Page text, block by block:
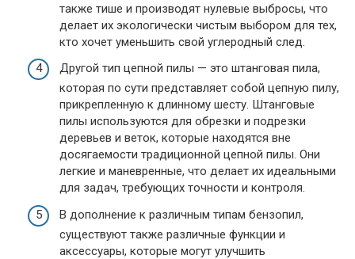
также тише и производят нулевые выбросы, что
делает их экологически чистым выбором для тех,
кто хочет уменьшить свой углеродный след.
Другой тип цепной пилы — это штанговая пила,
которая по сути представляет собой цепную пилу,
прикрепленную к длинному шесту. Штанговые
пилы используются для обрезки и подрезки
деревьев и веток, которые находятся вне
досягаемости традиционной цепной пилы. Они
легкие и маневренные, что делает их идеальными
для задач, требующих точности и контроля.
В дополнение к различным типам бензопил,
существуют также различные функции и
аксессуары, которые могут улучшить